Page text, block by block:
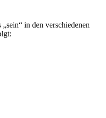
in den verschiedenen